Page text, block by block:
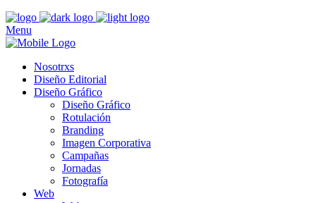
Menu
Nosotrxs
Diseño Editorial
Diseño Gráfico
Diseño Gráfico
Rotulación
Branding
Imagen Corporativa
Campañas
Jornadas
Fotografía
Web